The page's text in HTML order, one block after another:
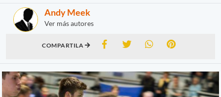
Andy Meek
Ver más autores
COMPARTILA